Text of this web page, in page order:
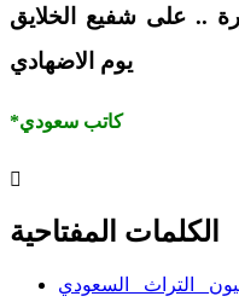
.. على شفيع الخلايق
يوم الاضهادي
*كاتب سعودي
الكلمات المفتاحية
التراث_ السعودي